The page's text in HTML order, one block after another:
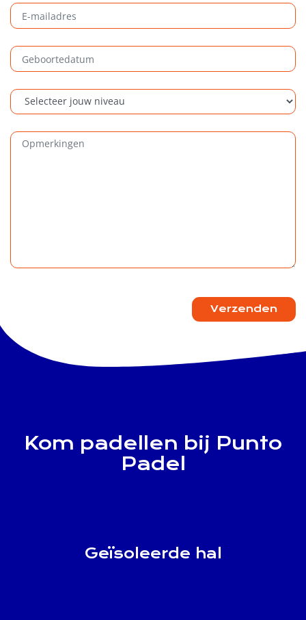
Verzenden
Kom padellen bij Punto
Padel
Geïsoleerde hal